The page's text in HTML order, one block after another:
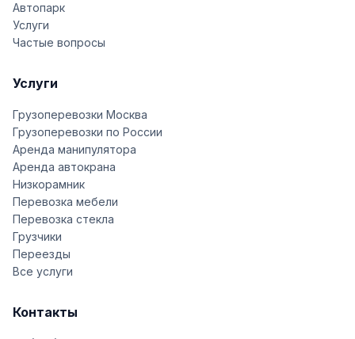
Автопарк
Услуги
Частые вопросы
Услуги
Грузоперевозки Москва
Грузоперевозки по России
Аренда манипулятора
Аренда автокрана
Низкорамник
Перевозка мебели
Перевозка стекла
Грузчики
Переезды
Все услуги
Контакты